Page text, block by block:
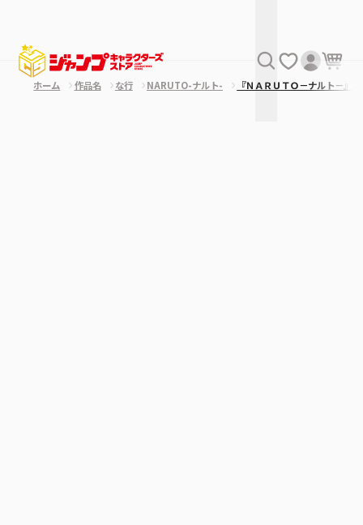
ホーム 作品名 な行 NARUTO-ナルト- 『ＮＡＲＵＴＯ－ナルト－